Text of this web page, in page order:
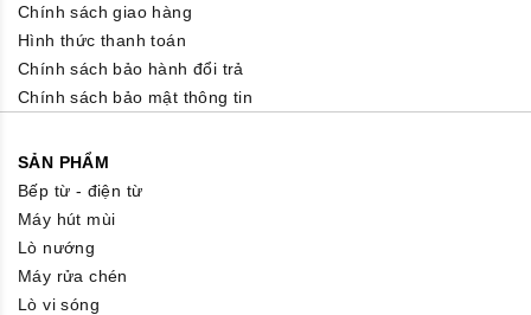
Chính sách giao hàng
Hình thức thanh toán
Chính sách bảo hành đổi trả
Chính sách bảo mật thông tin
SẢN PHẨM
Bếp từ - điện từ
Máy hút mùi
Lò nướng
Máy rửa chén
Lò vi sóng